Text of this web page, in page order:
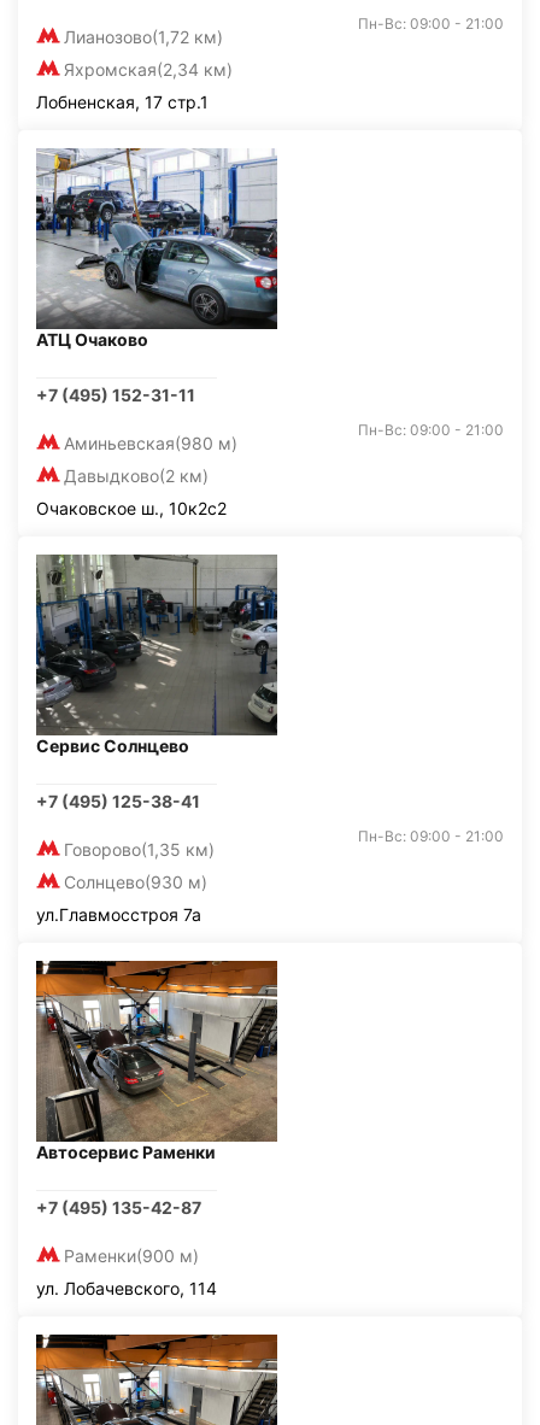
Лианозово(1,72 км)
Яхромская(2,34 км)
Пн-Вс: 09:00 - 21:00
Лобненская, 17 стр.1
АТЦ Очаково
+7 (495) 152-31-11
Аминьевская(980 м)
Давыдково(2 км)
Пн-Вс: 09:00 - 21:00
Очаковское ш., 10к2с2
Сервис Солнцево
+7 (495) 125-38-41
Говорово(1,35 км)
Солнцево(930 м)
Пн-Вс: 09:00 - 21:00
ул.Главмосстроя 7а
Автосервис Раменки
+7 (495) 135-42-87
Раменки(900 м)
ул. Лобачевского, 114